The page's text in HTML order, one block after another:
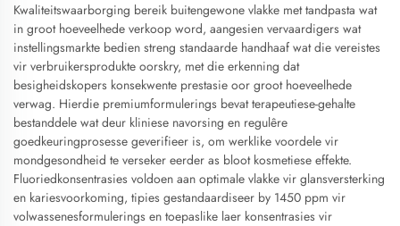
Kwaliteitswaarborging bereik buitengewone vlakke met tandpasta wat
in groot hoeveelhede verkoop word, aangesien vervaardigers wat
instellingsmarkte bedien streng standaarde handhaaf wat die vereistes
vir verbruikersprodukte oorskry, met die erkenning dat
besigheidskopers konsekwente prestasie oor groot hoeveelhede
verwag. Hierdie premiumformulerings bevat terapeutiese-gehalte
bestanddele wat deur kliniese navorsing en regulêre
goedkeuringprosesse geverifieer is, om werklike voordele vir
mondgesondheid te verseker eerder as bloot kosmetiese effekte.
Fluoriedkonsentrasies voldoen aan optimale vlakke vir glansversterking
en kariesvoorkoming, tipies gestandaardiseer by 1450 ppm vir
volwassenesformulerings en toepaslike laer konsentrasies vir